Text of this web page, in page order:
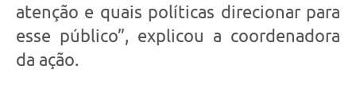
atenção e quais políticas direcionar para
esse público”, explicou a coordenadora
da ação.